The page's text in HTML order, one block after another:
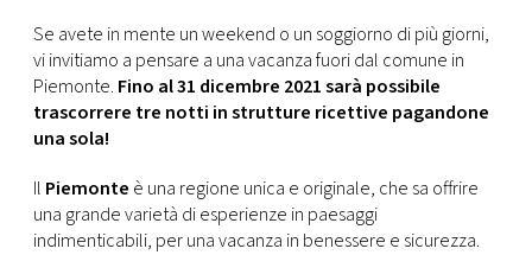
CONSIGLIA
Se avete in mente un weekend o un soggiorno di più giorni,
vi invitiamo a pensare a una vacanza fuori dal comune in
Piemonte. Fino al 31 dicembre 2021 sarà possibile
trascorrere tre notti in strutture ricettive pagandone
una sola!
Il Piemonte è una regione unica e originale, che sa offrire
una grande varietà di esperienze in paesaggi
indimenticabili, per una vacanza in benessere e sicurezza.